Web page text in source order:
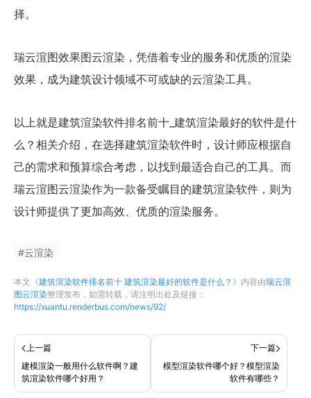
择。
瑞云渲图效果图云渲染，凭借着专业的服务和优质的渲染
效果，成为建筑设计领域不可或缺的云渲染工具。
以上就是建筑渲染软件排名前十_建筑渲染最好的软件是什
么？相关介绍，在选择建筑渲染软件时，设计师应根据自
己的需求和预算综合考虑，以找到最适合自己的工具。而
瑞云渲图云渲染作为一款备受瞩目的建筑渲染软件，则为
设计师提供了更加高效、优质的渲染服务。
#云渲染
本文《建筑渲染软件排名前十 建筑渲染最好的软件是什么？ 》内容由瑞云渲
图云渲染整理发布，如需转载，请注明出处及链接：
https://xuantu.renderbus.com/news/92/
上一篇
建模渲染一般用什么软件啊？建
筑渲染软件哪个好用？
下一篇
模型渲染软件哪个好？模型渲染
软件有哪些？